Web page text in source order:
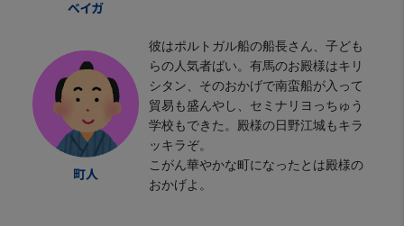
彼はポルトガル船の船長さん、子ども
らの人気者ばい。有馬のお殿様はキリ
シタン、そのおかげで南蛮船が入って
貿易も盛んやし、セミナリヨっちゅう
学校もできた。殿様の日野江城もキラ
ッキラぞ。
こがん華やかな町になったとは殿様の
おかげよ。